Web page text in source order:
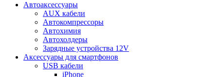
Автоаксессуары
AUX кабели
Автокомпрессоры
Автохимия
Автохолдеры
Зарядные устройства 12V
Аксессуары для смартфонов
USB кабели
iPhone